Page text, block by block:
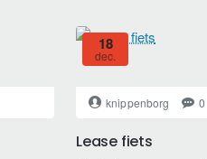
18
dec.
knippenborg 0
Lease fiets